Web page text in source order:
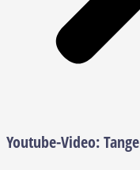
Youtube-Video: